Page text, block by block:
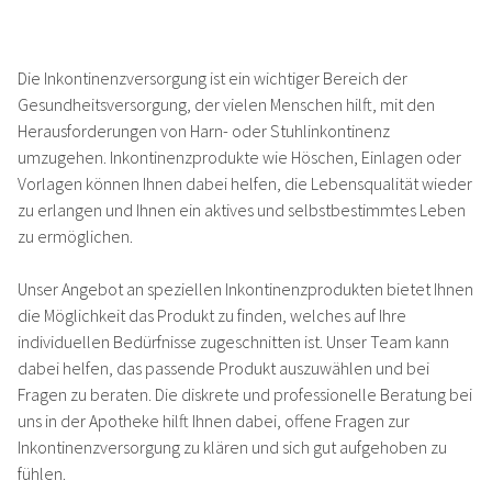
STANDORTE
STANDORT STENDAL
STANDORT SEEHAUSEN
DIENSTLEISTUNGEN
TEAM
JOBS
Die Inkontinenzversorgung ist ein wichtiger Bereich der
Gesundheitsversorgung, der vielen Menschen hilft, mit den
Herausforderungen von Harn- oder Stuhlinkontinenz
umzugehen. Inkontinenzprodukte wie Höschen, Einlagen oder
Vorlagen können Ihnen dabei helfen, die Lebensqualität wieder
zu erlangen und Ihnen ein aktives und selbstbestimmtes Leben
zu ermöglichen.
Unser Angebot an speziellen Inkontinenzprodukten bietet Ihnen
die Möglichkeit das Produkt zu finden, welches auf Ihre
individuellen Bedürfnisse zugeschnitten ist. Unser Team kann
dabei helfen, das passende Produkt auszuwählen und bei
Fragen zu beraten. Die diskrete und professionelle Beratung bei
uns in der Apotheke hilft Ihnen dabei, offene Fragen zur
Inkontinenzversorgung zu klären und sich gut aufgehoben zu
fühlen.